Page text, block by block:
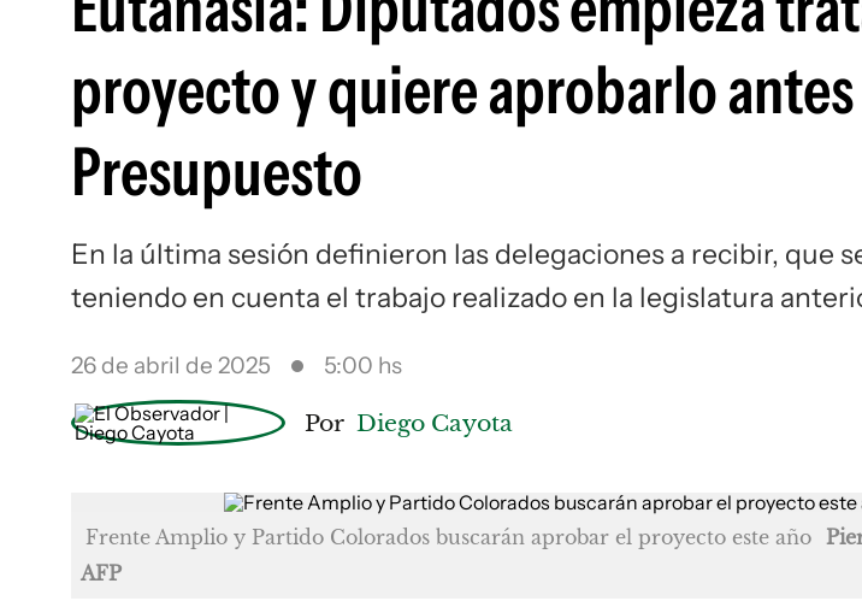
proyecto y quiere aprobarlo
Presupuesto
En la última sesión definieron las delegaciones a recibir, que
teniendo en cuenta el trabajo realizado en la legislatura
26 de abril de 2025 5:00 hs
Por Diego Cayota
Frente Amplio y Partido Colorados buscarán aprobar el proyecto este año
AFP